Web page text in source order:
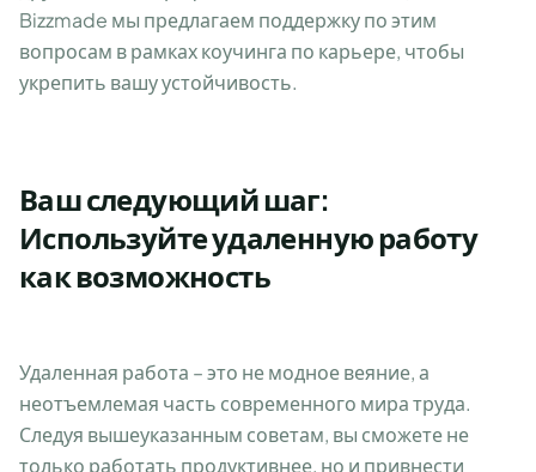
Bizzmade мы предлагаем поддержку по этим
вопросам в рамках коучинга по карьере, чтобы
укрепить вашу устойчивость.
Ваш следующий шаг:
Используйте удаленную работу
как возможность
Удаленная работа – это не модное веяние, а
неотъемлемая часть современного мира труда.
Следуя вышеуказанным советам, вы сможете не
только работать продуктивнее, но и привнести